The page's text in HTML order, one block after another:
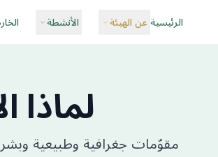
الرئيسية عن الهيئة الأنشطة
لماذا
مقوّمات جغرافية وطبيعية